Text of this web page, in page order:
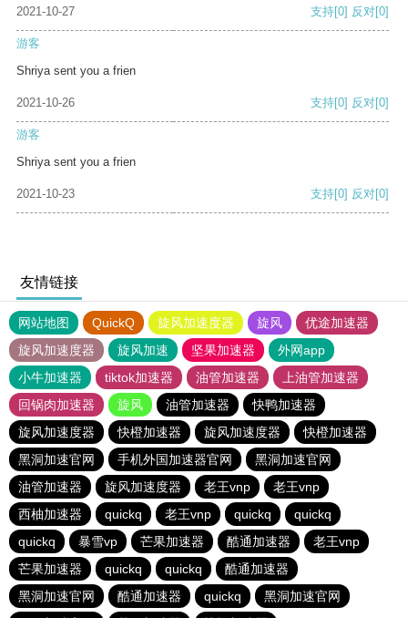
2021-10-27 支持[0] 反对[0]
游客
Shriya sent you a frien
2021-10-26 支持[0] 反对[0]
游客
Shriya sent you a frien
2021-10-23 支持[0] 反对[0]
友情链接
网站地图 QuickQ 旋风加速度器 旋风
优途加速器
旋风加速度器
旋风加速 坚果加速器
外网app
小牛加速器
tiktok加速器 油管加速器
上油管加速器
回锅肉加速器
旋风 油管加速器
快鸭加速器
旋风加速度器
快橙加速器 旋风加速度器
快橙加速器
黑洞加速官网
手机外国加速器官网
黑洞加速官网
油管加速器
旋风加速度器 老王vnp
老王vnp
西柚加速器
quickq 老王vnp quickq
quickq
quickq
暴雪vp 芒果加速器 酷通加速器
老王vnp
芒果加速器
quickq quickq
酷通加速器
黑洞加速官网
酷通加速器 quickq
黑洞加速官网